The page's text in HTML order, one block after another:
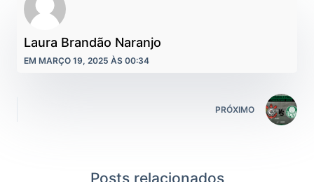
Laura Brandão Naranjo
EM MARÇO 19, 2025 ÀS 00:34
PRÓXIMO
Posts relacionados